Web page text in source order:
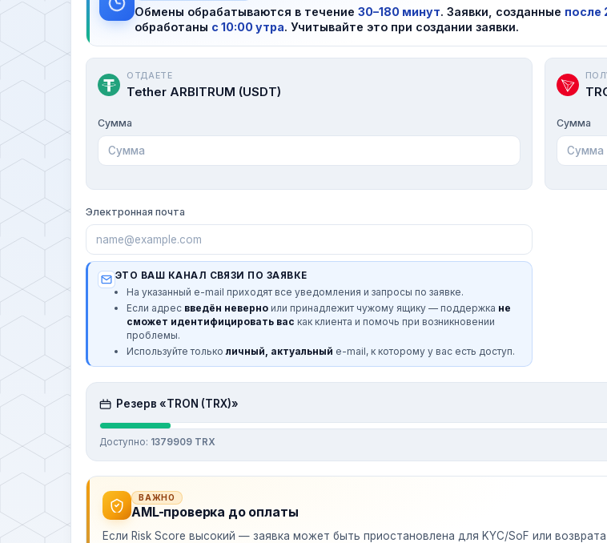
Обмены обрабатываются в течение 30–180 минут. Заявки, созданные после
обработаны с 10:00 утра. Учитывайте это при создании заявки.
ОТДАЕТЕ
Tether ARBITRUM (USDT)
Сумма Сумма
Электронная почта
ЭТО ВАШ КАНАЛ СВЯЗИ ПО ЗАЯВКЕ
На указанный e-mail приходят все уведомления и запросы по заявке.
Если адрес введён неверно или принадлежит чужому ящику — поддержка не
сможет идентифицировать вас как клиента и помочь при возникновении
проблемы.
Используйте только личный, актуальный e-mail, к которому у вас есть доступ.
Резерв «TRON (TRX)»
Доступно: 1379909 TRX
ВАЖНО
AML-проверка до оплаты
Если Risk Score высокий — заявка может быть приостановлена для KYC/SoF или